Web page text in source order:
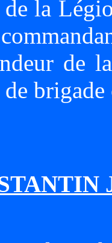
la
de
de